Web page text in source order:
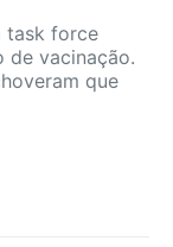
task force
de vacinação.
que